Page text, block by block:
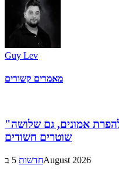
Guy Lev
מאמרים קשורים
"הצל" נחקר במח"ש בחשד להפרת אמונים, גם שלושה
שוטרים חשודים
חדשות5 בAugust 2026